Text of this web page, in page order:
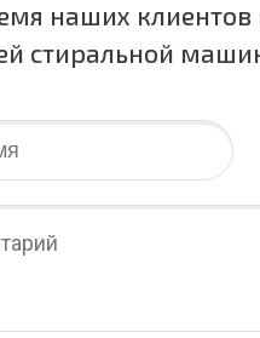
наших клиентов
стиральной